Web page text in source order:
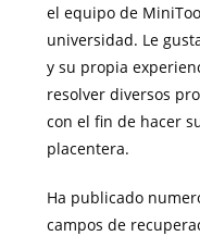
el equipo de
universidad. Le
y su propia
resolver diversos
con el fin de hacer
placentera.
Ha publicado
campos de